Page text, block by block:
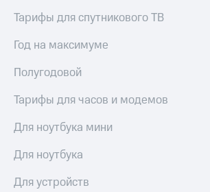
акций
Описание
приобретения
выкупа
акций
Дивиденды
Рынок
облигаций
Описание
Еврооблигации-2023
Тарифы для спутникового ТВ
Год на максимуме
Полугодовой
Тарифы для часов и модемов
Для ноутбука мини
Для ноутбука
Для устройств